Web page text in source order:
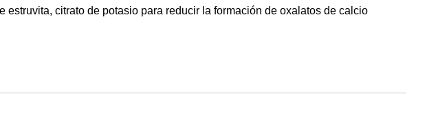
citrato de potasio para reducir la formación de oxalatos de calcio